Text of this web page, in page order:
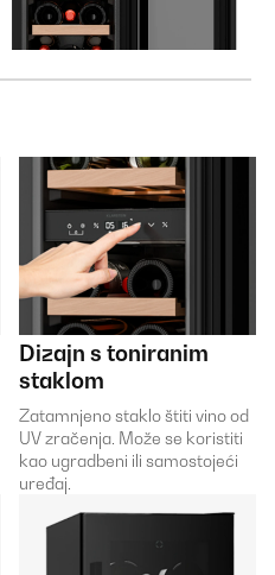
Dizajn s toniranim
staklom
Zatamnjeno staklo štiti vino od
UV zračenja. Može se koristiti
kao ugradbeni ili samostojeći
uređaj.